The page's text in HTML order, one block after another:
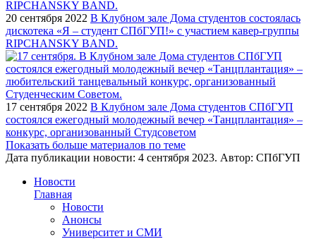
20 сентября 2022 В Клубном зале Дома студентов состоялась
дискотека «Я – студент СПбГУП!» с участием кавер-группы
RIPCHANSKY BAND.
17 сентября 2022 В Клубном зале Дома студентов СПбГУП
состоялся ежегодный молодежный вечер «Танцплантация» –
конкурс, организованный Студсоветом
Показать больше материалов по теме
Дата публикации новости: 4 сентября 2023. Автор: СПбГУП
Новости
Главная
Новости
Анонсы
Университет и СМИ